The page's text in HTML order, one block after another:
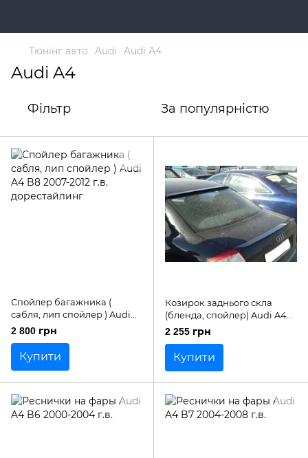
Тюнінг авто Audi Audi A4
Audi A4
Фільтр За популярністю
Спойлер багажника (
сабля, лип спойлер ) Audi
A4 B8 2007-2012 г.в.
дорестайлинг
2 800 грн
Купити
Козирок заднього скла
(бленда, спойлер) Audi A4
B6 седан 2000-2004 р.в.
2 255 грн
Купити